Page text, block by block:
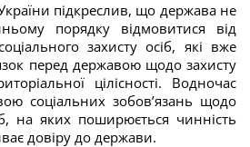
підкреслив, що держава не
порядку відмовитися від
захисту осіб, які вже
перед державою щодо захисту
цілісності. Водночас
соціальних зобов’язань щодо
на яких поширюється чинність
довіру до держави.